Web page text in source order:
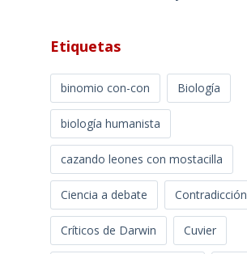
Etiquetas
binomio con-con Biología
biología humanista
cazando leones con mostacilla
Ciencia a debate Contradicción
Críticos de Darwin Cuvier